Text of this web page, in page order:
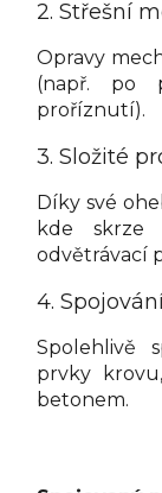
2. Střešní
Opravy
(např. po
proříznutí).
3. Složité
Díky své
kde skrze
odvětrávací
4.
Spolehlivě
prvky
betonem.